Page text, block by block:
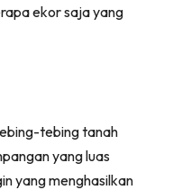
ekor saja yang
tebing tanah
yang luas
yang menghasilkan